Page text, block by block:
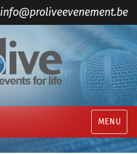
info@proliveevenement.be
MENU